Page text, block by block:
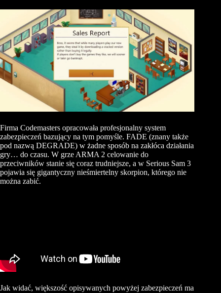
Firma Codemasters opracowała profesjonalny system
zabezpieczeń bazujący na tym pomyśle. FADE (znany także
pod nazwą DEGRADE) w żadne sposób na zakłóca działania
gry… do czasu. W grze ARMA 2 celowanie do
przeciwników stanie się coraz trudniejsze, a w Serious Sam 3
pojawia się gigantyczny nieśmiertelny skorpion, którego nie
można zabić.
Jak widać, większość opisywanych powyżej zabezpieczeń ma